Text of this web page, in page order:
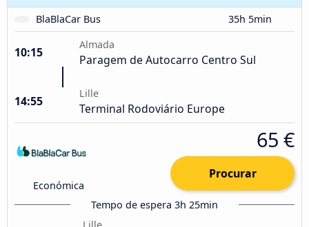
BlaBlaCar Bus
35h 5min
10:15
Almada
Paragem de Autocarro Centro Sul
14:55
Lille
Terminal Rodoviário Europe
Económica
65 €
Procurar
Tempo de espera 3h 25min
Lille